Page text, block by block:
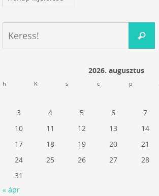
Keress!
2026. augusztus
h K s c p
3
4 5 6 7
10
11 12 13 14
17
18 19 20 21
24
25 26 27 28
31
« ápr